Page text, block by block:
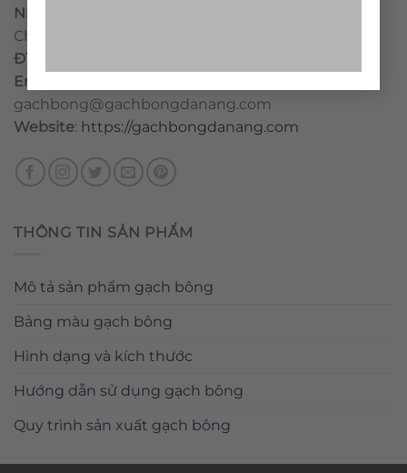
Nhà máy miền trung:
Chánh, Huyện Mộ Đức, Tỉnh Quảng Ngãi, Việt Nam
ĐT
Email
gachbong@gachbongdanang.com
Website: https://gachbongdanang.com
THÔNG TIN SẢN PHẨM
Mô tả sản phẩm gạch bông
Bảng màu gạch bông
Hình dạng và kích thước
Hướng dẫn sử dụng gạch bông
Quy trình sản xuất gạch bông